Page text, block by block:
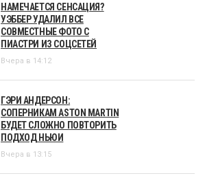
НАМЕЧАЕТСЯ СЕНСАЦИЯ?
УЭББЕР УДАЛИЛ ВСЕ
СОВМЕСТНЫЕ ФОТО С
ПИАСТРИ ИЗ СОЦСЕТЕЙ
Вчера в 14:12
ГЭРИ АНДЕРСОН:
СОПЕРНИКАМ ASTON MARTIN
БУДЕТ СЛОЖНО ПОВТОРИТЬ
ПОДХОД НЬЮИ
Вчера в 13:15